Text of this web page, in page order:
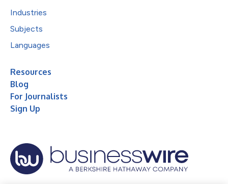
Industries
Subjects
Languages
Resources
Blog
For Journalists
Sign Up